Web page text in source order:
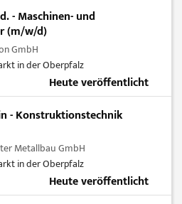
- Maschinen- und
(m/w/d)
GmbH
in der Oberpfalz
Heute veröffentlicht
- Konstruktionstechnik
Metallbau GmbH
in der Oberpfalz
Heute veröffentlicht